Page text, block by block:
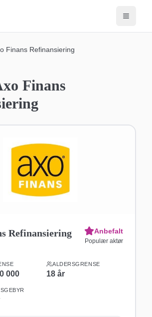
Finans Refinansiering
Finans
Refinansiering Anbefalt
Populær aktør
000
ALDERSGRENSE
18 år